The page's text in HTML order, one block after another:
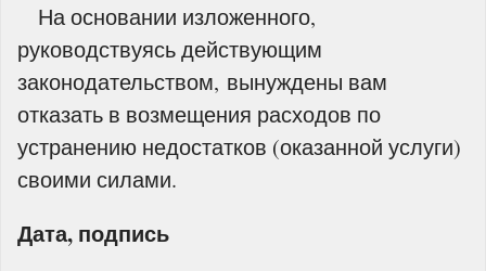
На основании изложенного,
руководствуясь действующим
законодательством, вынуждены вам
отказать в возмещения расходов по
устранению недостатков (оказанной услуги)
своими силами.
Дата, подпись